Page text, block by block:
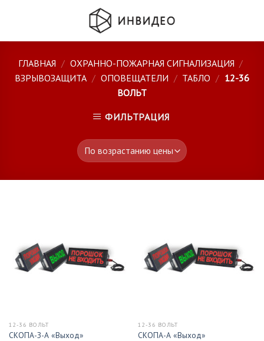
ГЛАВНАЯ / ОХРАННО-ПОЖАРНАЯ СИГНАЛИЗАЦИЯ /
ВЗРЫВОЗАЩИТА / ОПОВЕЩАТЕЛИ / ТАБЛО / 12-36
ВОЛЬТ
ФИЛЬТРАЦИЯ
12-36 ВОЛЬТ
СКОПА-З-А «Выход»
12-36 ВОЛЬТ
СКОПА-А «Выход»